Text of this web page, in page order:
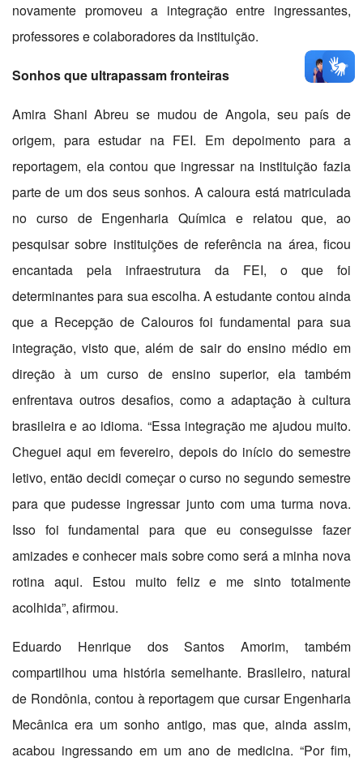
novamente promoveu a integração entre ingressantes,
professores e colaboradores da instituição.
Sonhos que ultrapassam fronteiras
Amira Shani Abreu se mudou de Angola, seu país de
origem, para estudar na FEI. Em depoimento para a
reportagem, ela contou que ingressar na instituição fazia
parte de um dos seus sonhos. A caloura está matriculada
no curso de Engenharia Química e relatou que, ao
pesquisar sobre instituições de referência na área, ficou
encantada pela infraestrutura da FEI, o que foi
determinantes para sua escolha. A estudante contou ainda
que a Recepção de Calouros foi fundamental para sua
integração, visto que, além de sair do ensino médio em
direção à um curso de ensino superior, ela também
enfrentava outros desafios, como a adaptação à cultura
brasileira e ao idioma. “Essa integração me ajudou muito.
Cheguei aqui em fevereiro, depois do início do semestre
letivo, então decidi começar o curso no segundo semestre
para que pudesse ingressar junto com uma turma nova.
Isso foi fundamental para que eu conseguisse fazer
amizades e conhecer mais sobre como será a minha nova
rotina aqui. Estou muito feliz e me sinto totalmente
acolhida”, afirmou.
Eduardo Henrique dos Santos Amorim, também
compartilhou uma história semelhante. Brasileiro, natural
de Rondônia, contou à reportagem que cursar Engenharia
Mecânica era um sonho antigo, mas que, ainda assim,
acabou ingressando em um ano de medicina. “Por fim,